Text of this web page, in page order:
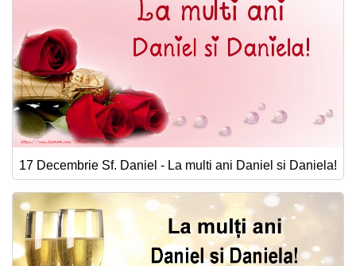
17 Decembrie Sf. Daniel - La multi ani Daniel si Daniela!